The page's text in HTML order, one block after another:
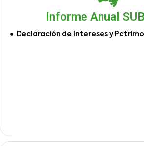
Informe Anual
Declaración de Intereses y